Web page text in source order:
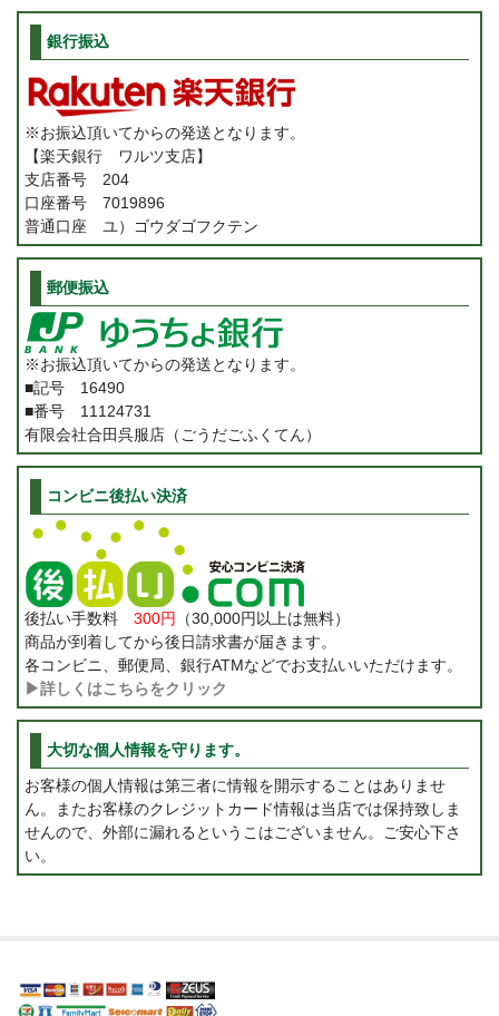
銀行振込
※お振込頂いてからの発送となります。
【楽天銀行 ワルツ支店】
支店番号 204
口座番号 7019896
普通口座 ユ）ゴウダゴフクテン
郵便振込
※お振込頂いてからの発送となります。
■記号 16490
■番号 11124731
有限会社合田呉服店（ごうだごふくてん）
コンビニ後払い決済
後払い手数料 300円
（30,000円以上は無料）
商品が到着してから後日請求書が届きます。
各コンビニ、郵便局、銀行ATMなどでお支払いいただけます。
▶詳しくはこちらをクリック
大切な個人情報を守ります。
お客様の個人情報は第三者に情報を開示することはありませ
ん。またお客様のクレジットカード情報は当店では保持致しま
せんので、外部に漏れるというこはございません。ご安心下さ
い。